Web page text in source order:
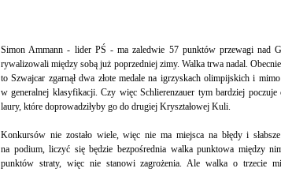
Simon Ammann - lider PŚ - ma zaledwie 57 punktów przewagi nad
rywalizowali między sobą już poprzedniej zimy. Walka trwa nadal.
to Szwajcar zgarnął dwa złote medale na igrzyskach olimpijskich i
w generalnej klasyfikacji. Czy więc Schlierenzauer tym bardziej
laury, które doprowadziłyby go do drugiej Kryształowej Kuli.
Konkursów nie zostało wiele, więc nie ma miejsca na błędy i
na podium, liczyć się będzie bezpośrednia walka punktowa między
punktów straty, więc nie stanowi zagrożenia. Ale walka o trzecie